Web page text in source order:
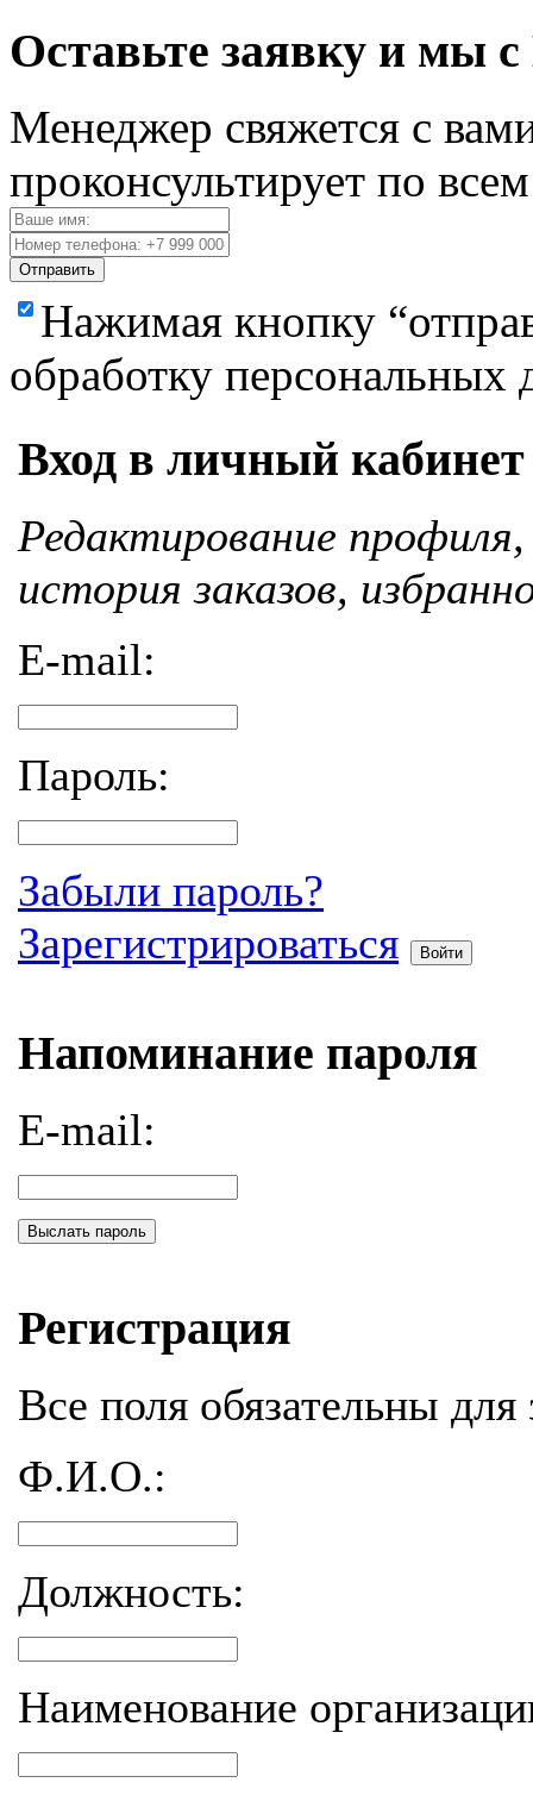
Оставьте заявку и мы
Менеджер свяжется с
проконсультирует по
Отправить
Нажимая кнопку
обработку персональных
Вход в личный кабинет
Редактирование
история заказов,
E-mail:
Пароль:
Забыли пароль?
Зарегистрироваться
Войти
Напоминание пароля
E-mail:
Выслать пароль
Регистрация
Все поля обязательны для
Ф.И.О.:
Должность:
Наименование